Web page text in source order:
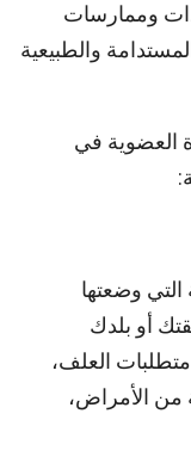
وممارسات
والطبيعية
العضوية في
التي وضعتها
أو بلدك
متطلبات العلف،
من الأمراض،